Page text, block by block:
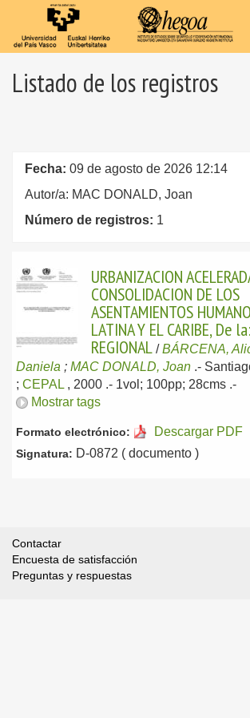
Listado de los registros
Fecha: 09 de agosto de 2026 12:14
Autor/a: MAC DONALD, Joan
Número de registros: 1
URBANIZACION
CONSOLIDACION DE LOS
ASENTAMIENTOS
LATINA Y EL CARIBE, De
REGIONAL /BÁRCENA,
Daniela ; MAC DONALD, Joan .-
; CEPAL , 2000 .- 1vol; 100pp; 28cms .-
Mostrar tags
Formato electrónico: Descargar PDF
Signatura: D-0872 ( documento )
Contactar
Encuesta de satisfacción
Preguntas y respuestas